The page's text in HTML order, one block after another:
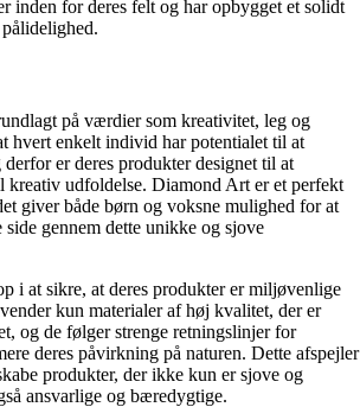
inden for deres felt og har opbygget et solidt
på værdier som kreativitet, leg og
hvert enkelt individ har potentialet til at
er deres produkter designet til at
kreativ udfoldelse. Diamond Art er et perfekt
giver både børn og voksne mulighed for at
side gennem dette unikke og sjove
i at sikre, at deres produkter er miljøvenlige
kun materialer af høj kvalitet, der er
og de følger strenge retningslinjer for
deres påvirkning på naturen. Dette afspejler
produkter, der ikke kun er sjove og
ansvarlige og bæredygtige.